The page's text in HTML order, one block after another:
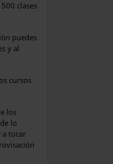
clases
puedes
y al
cursos
los
lo
a tocar